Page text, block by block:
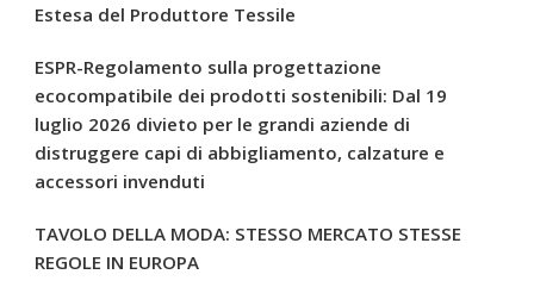
Estesa del Produttore Tessile
ESPR-Regolamento sulla progettazione
ecocompatibile dei prodotti sostenibili: Dal 19
luglio 2026 divieto per le grandi aziende di
distruggere capi di abbigliamento, calzature e
accessori invenduti
TAVOLO DELLA MODA: STESSO MERCATO STESSE
REGOLE IN EUROPA